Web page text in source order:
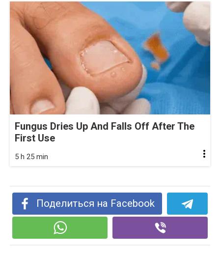
Fungus Dries Up And Falls Off After The
First Use
5 h 25 min
Поделиться на Facebook